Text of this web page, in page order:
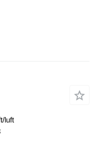
luft